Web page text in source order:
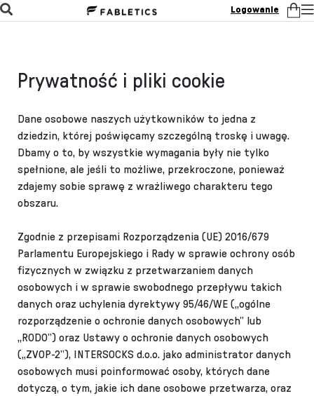
Logowanie
Prywatność i pliki cookie
Dane osobowe naszych użytkowników to jedna z
dziedzin, której poświęcamy szczególną troskę i uwagę.
Dbamy o to, by wszystkie wymagania były nie tylko
spełnione, ale jeśli to możliwe, przekroczone, ponieważ
zdajemy sobie sprawę z wrażliwego charakteru tego
obszaru.
Zgodnie z przepisami Rozporządzenia (UE) 2016/679
Parlamentu Europejskiego i Rady w sprawie ochrony osób
fizycznych w związku z przetwarzaniem danych
osobowych i w sprawie swobodnego przepływu takich
danych oraz uchylenia dyrektywy 95/46/WE („ogólne
rozporządzenie o ochronie danych osobowych” lub
„RODO”) oraz Ustawy o ochronie danych osobowych
(„ZVOP-2”), INTERSOCKS d.o.o. jako administrator danych
osobowych musi poinformować osoby, których dane
dotyczą, o tym, jakie ich dane osobowe przetwarza, oraz